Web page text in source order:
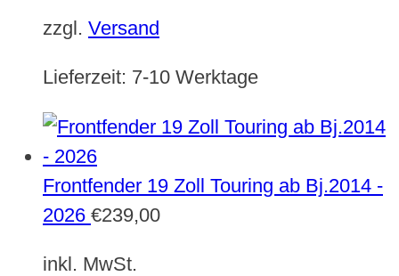
zzgl. Versand
Lieferzeit: 7-10 Werktage
Frontfender 19 Zoll Touring ab Bj.2014 -
2026 €239,00
inkl. MwSt.